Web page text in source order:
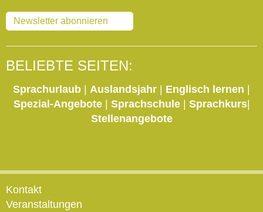
Newsletter abonnieren
BELIEBTE SEITEN:
Sprachurlaub | Auslandsjahr | Englisch lernen |
Spezial-Angebote| Sprachschule | Sprachkurs|
Stellenangebote
Kontakt
Veranstaltungen